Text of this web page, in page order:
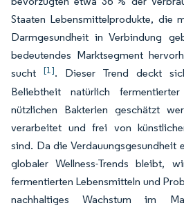
Staaten Lebensmittelprodukte, die
Darmgesundheit in Verbindung
bedeutendes Marktsegment
sucht [1]. Dieser Trend deckt
Beliebtheit natürlich
nützlichen Bakterien geschätzt
verarbeitet und frei von
sind. Da die Verdauungsgesundheit
globaler Wellness-Trends bleibt,
fermentierten Lebensmitteln und
nachhaltiges Wachstum im